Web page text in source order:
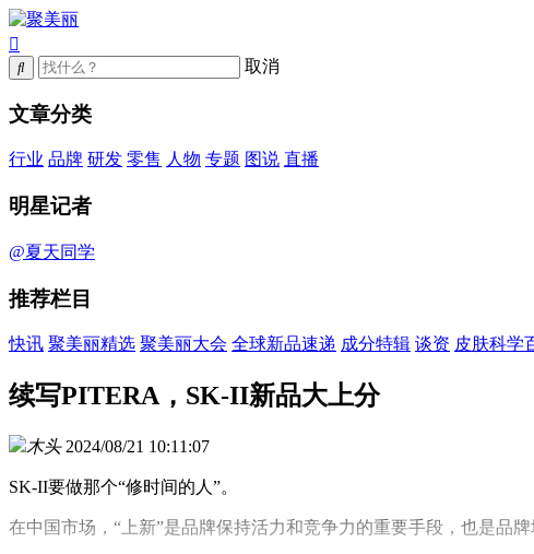
取消
文章分类
行业 品牌 研发 零售 人物 专题 图说 直播
明星记者
@夏天同学
推荐栏目
快讯 聚美丽精选 聚美丽大会 全球新品速递 成分特辑 谈资 皮肤科学
续写PITERA，SK-II新品大上分
木头 2024/08/21 10:11:07
SK-II要做那个“修时间的人”。
在中国市场，“上新”是品牌保持活力和竞争力的重要手段，也是品